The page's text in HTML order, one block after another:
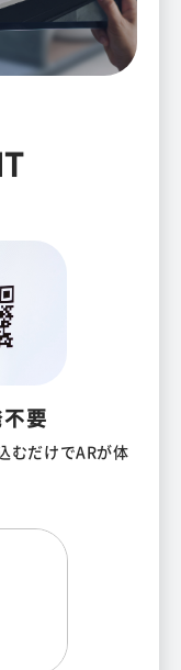
要
むだけでARが体